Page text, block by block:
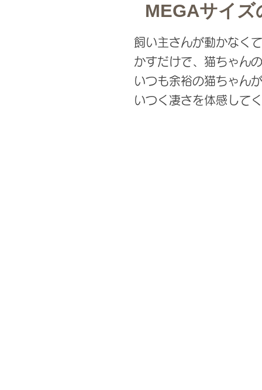
MEGAサイ
飼い主さんが動かなく
かすだけで、猫ちゃん
いつも余裕の猫ちゃん
いつく凄さを体感して